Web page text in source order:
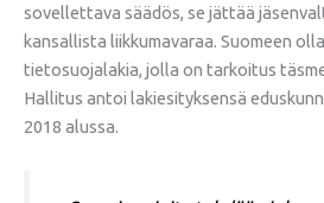
sovellettava säädös, se jättää
kansallista liikkumavaraa. Suomeen
tietosuojalakia, jolla on tarkoitus
Hallitus antoi lakiesityksensä
2018 alussa.